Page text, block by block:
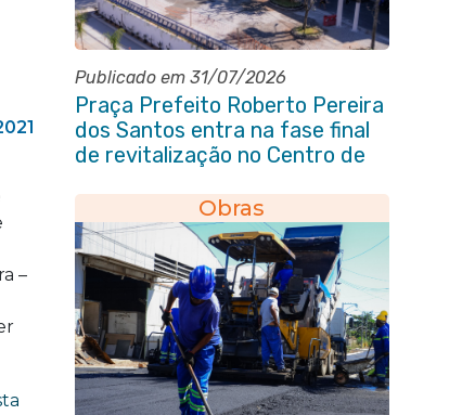
–
Publicado em 31/07/2026
Praça Prefeito Roberto Pereira
dos Santos entra na fase final
de revitalização no Centro de
Obras